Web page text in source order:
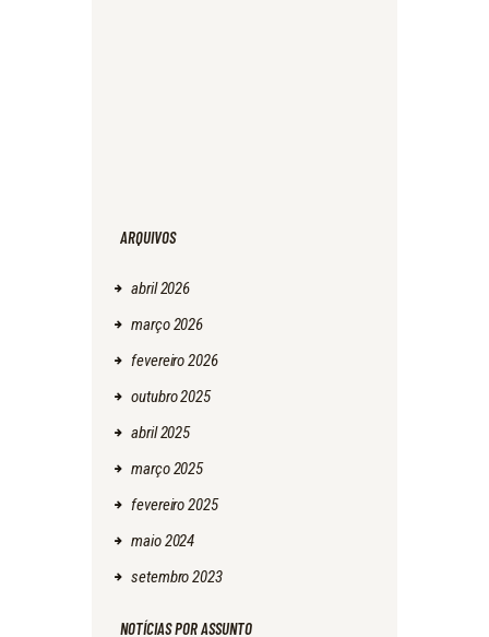
ARQUIVOS
abril2026
março2026
fevereiro2026
outubro2025
abril2025
março2025
fevereiro2025
maio2024
setembro2023
NOTÍCIAS POR ASSUNTO